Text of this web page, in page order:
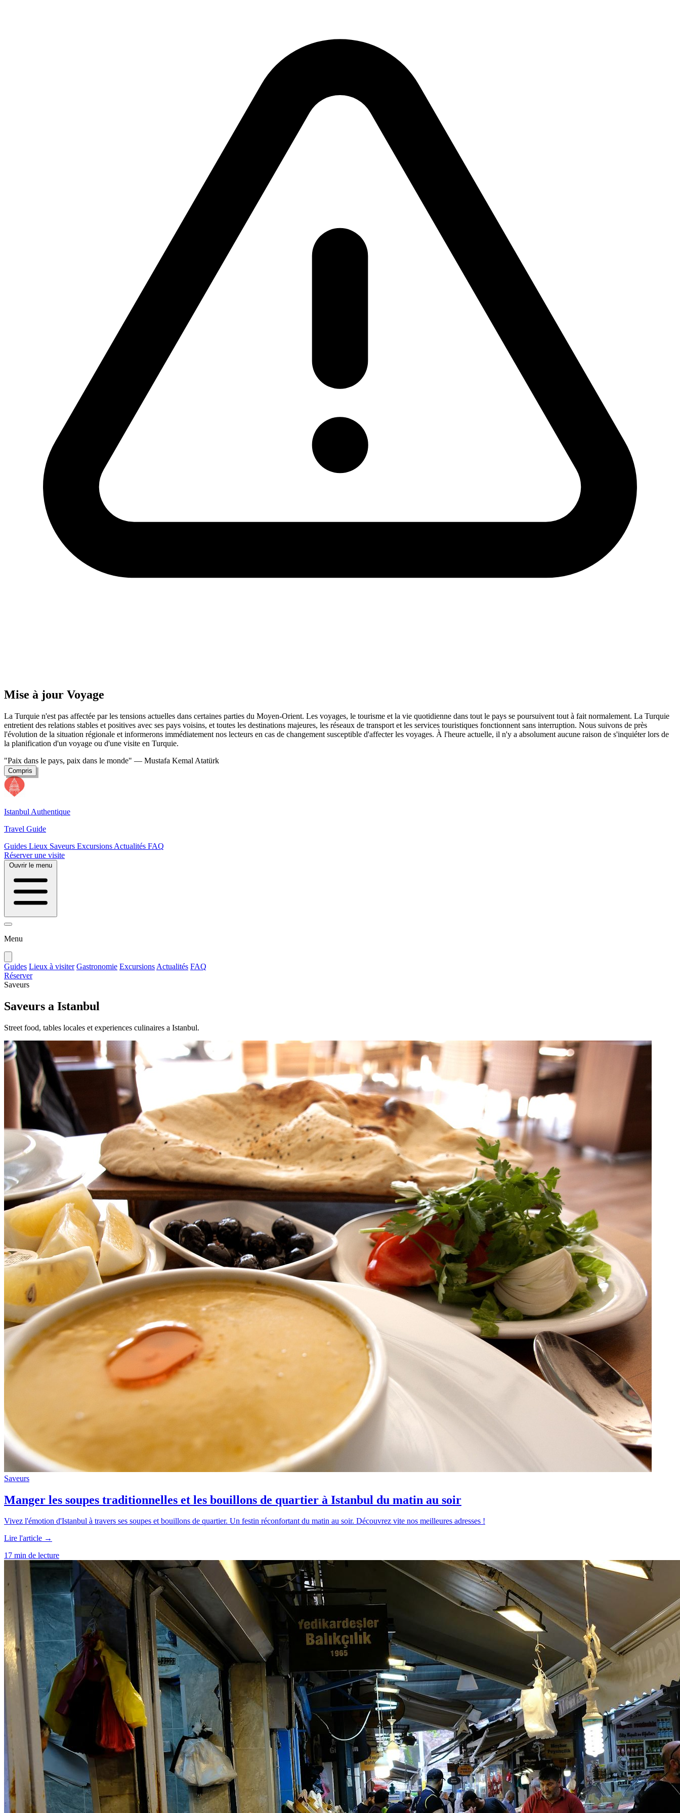
Mise à jour Voyage
La Turquie n'est pas affectée par les tensions actuelles dans certaines parties du Moyen-Orient. Les voyages, le tourisme et la vie quotidienne dans tout le pays se poursuivent tout à fait normalement. La Turquie
entretient des relations stables et positives avec ses pays voisins, et toutes les destinations majeures, les réseaux de transport et les services touristiques fonctionnent sans interruption. Nous suivons de près
l'évolution de la situation régionale et informerons immédiatement nos lecteurs en cas de changement susceptible d'affecter les voyages. À l'heure actuelle, il n'y a absolument aucune raison de s'inquiéter lors de
la planification d'un voyage ou d'une visite en Turquie.
"Paix dans le pays, paix dans le monde" — Mustafa Kemal Atatürk
Compris
Istanbul Authentique
Travel Guide
Guides Lieux Saveurs Excursions Actualités FAQ
Réserver une visite
Ouvrir le menu
Menu
Guides Lieux à visiter Gastronomie Excursions Actualités FAQ
Réserver
Saveurs
Saveurs a Istanbul
Street food, tables locales et experiences culinaires a Istanbul.
Saveurs
Manger les soupes traditionnelles et les bouillons de quartier à Istanbul du matin au soir
Vivez l'émotion d'Istanbul à travers ses soupes et bouillons de quartier. Un festin réconfortant du matin au soir. Découvrez vite nos meilleures adresses !
Lire l'article →
17 min de lecture